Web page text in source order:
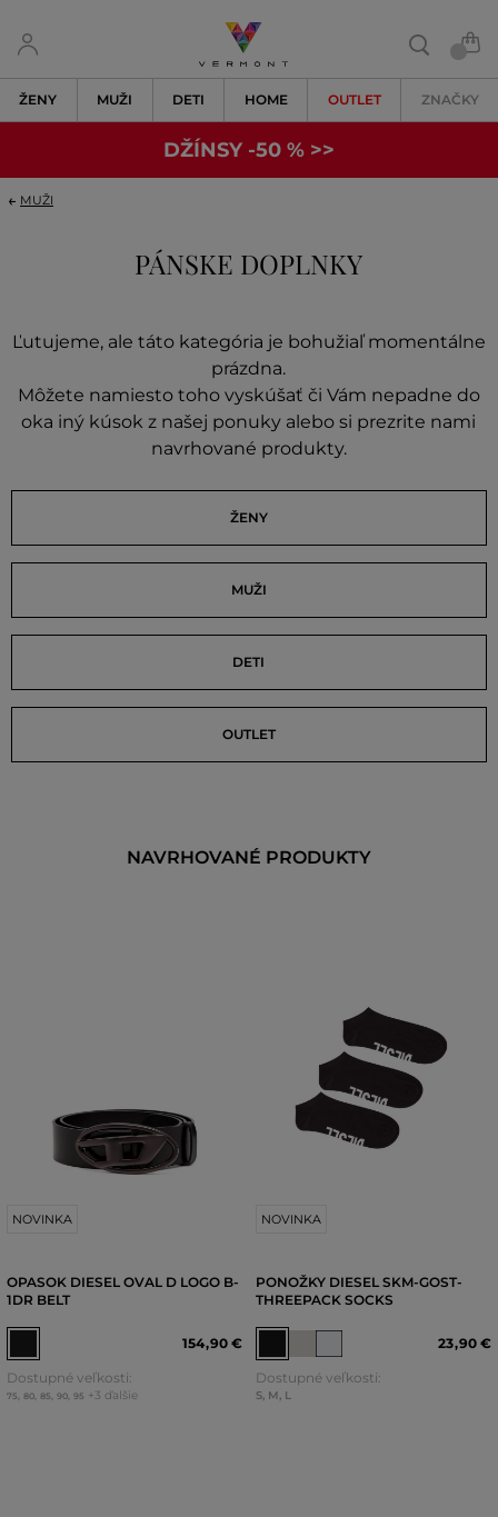
ŽENY MUŽI DETI HOME OUTLET ZNAČKY
DŽÍNSY -50 % >>
MUŽI
PÁNSKE DOPLNKY
Ľutujeme, ale táto kategória je bohužiaľ momentálne
prázdna.
Môžete namiesto toho vyskúšať či Vám nepadne do
oka iný kúsok z našej ponuky alebo si prezrite nami
navrhované produkty.
ŽENY
MUŽI
DETI
OUTLET
NAVRHOVANÉ PRODUKTY
NOVINKA
OPASOK DIESEL OVAL D LOGO B-
1DR BELT
154,90 €
Dostupné veľkosti:
75 80, 85 90, 95 +3 ďalšie
NOVINKA
PONOŽKY DIESEL SKM-GOST-
THREEPACK SOCKS
23,90 €
Dostupné veľkosti:
S, M, L